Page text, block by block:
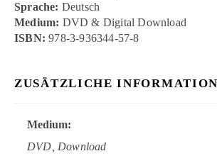
Sprache: Deutsch
Medium: DVD & Digital Download
ISBN: 978-3-936344-57-8
ZUSÄTZLICHE
Medium:
DVD, Download